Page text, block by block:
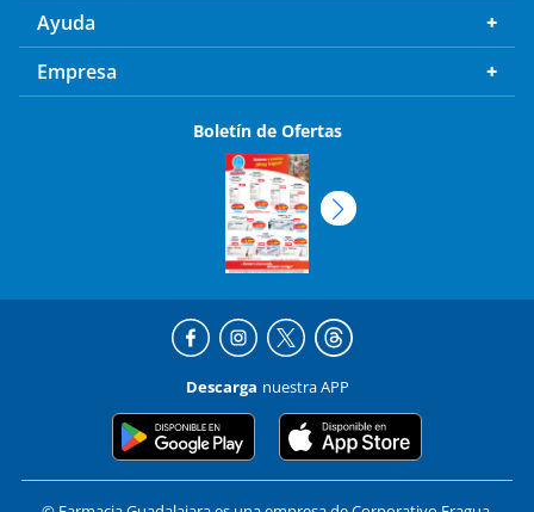
Ayuda
Empresa
Boletín de Ofertas
Descarga nuestra APP